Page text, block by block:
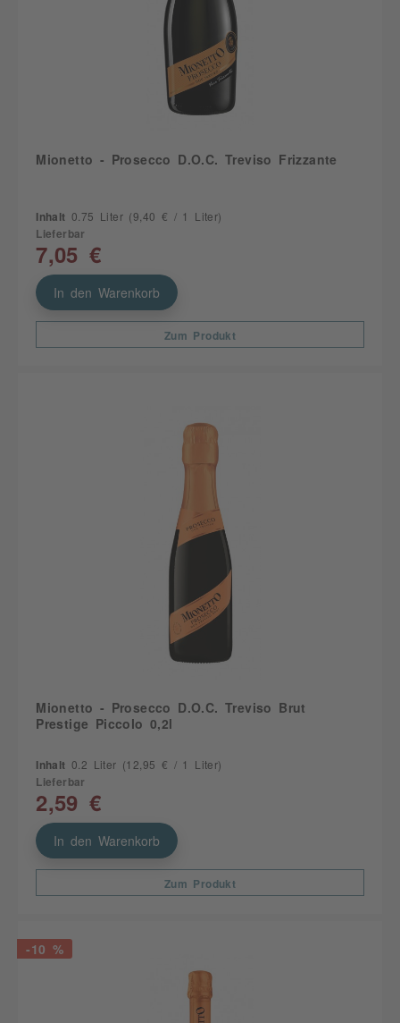
Mionetto - Prosecco D.O.C. Treviso Frizzante
Inhalt 0.75 Liter (9,40 € / 1 Liter)
Lieferbar
7,05 €
In den Warenkorb
Zum Produkt
Mionetto - Prosecco D.O.C. Treviso Brut
Prestige Piccolo 0,2l
Inhalt 0.2 Liter (12,95 € / 1 Liter)
Lieferbar
2,59 €
In den Warenkorb
Zum Produkt
-10 %